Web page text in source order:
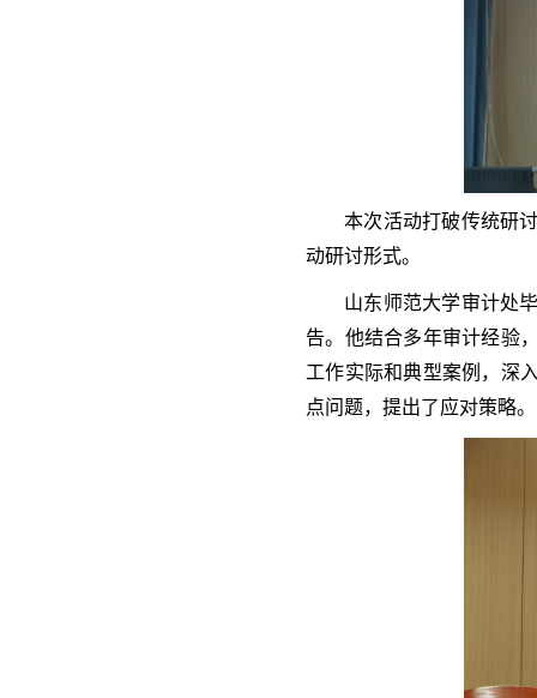
本次活动打破传统研
动研讨形式。
山东师范大学审计处
告。他结合多年审计经验
工作实际和典型案例，深
点问题，提出了应对策略。